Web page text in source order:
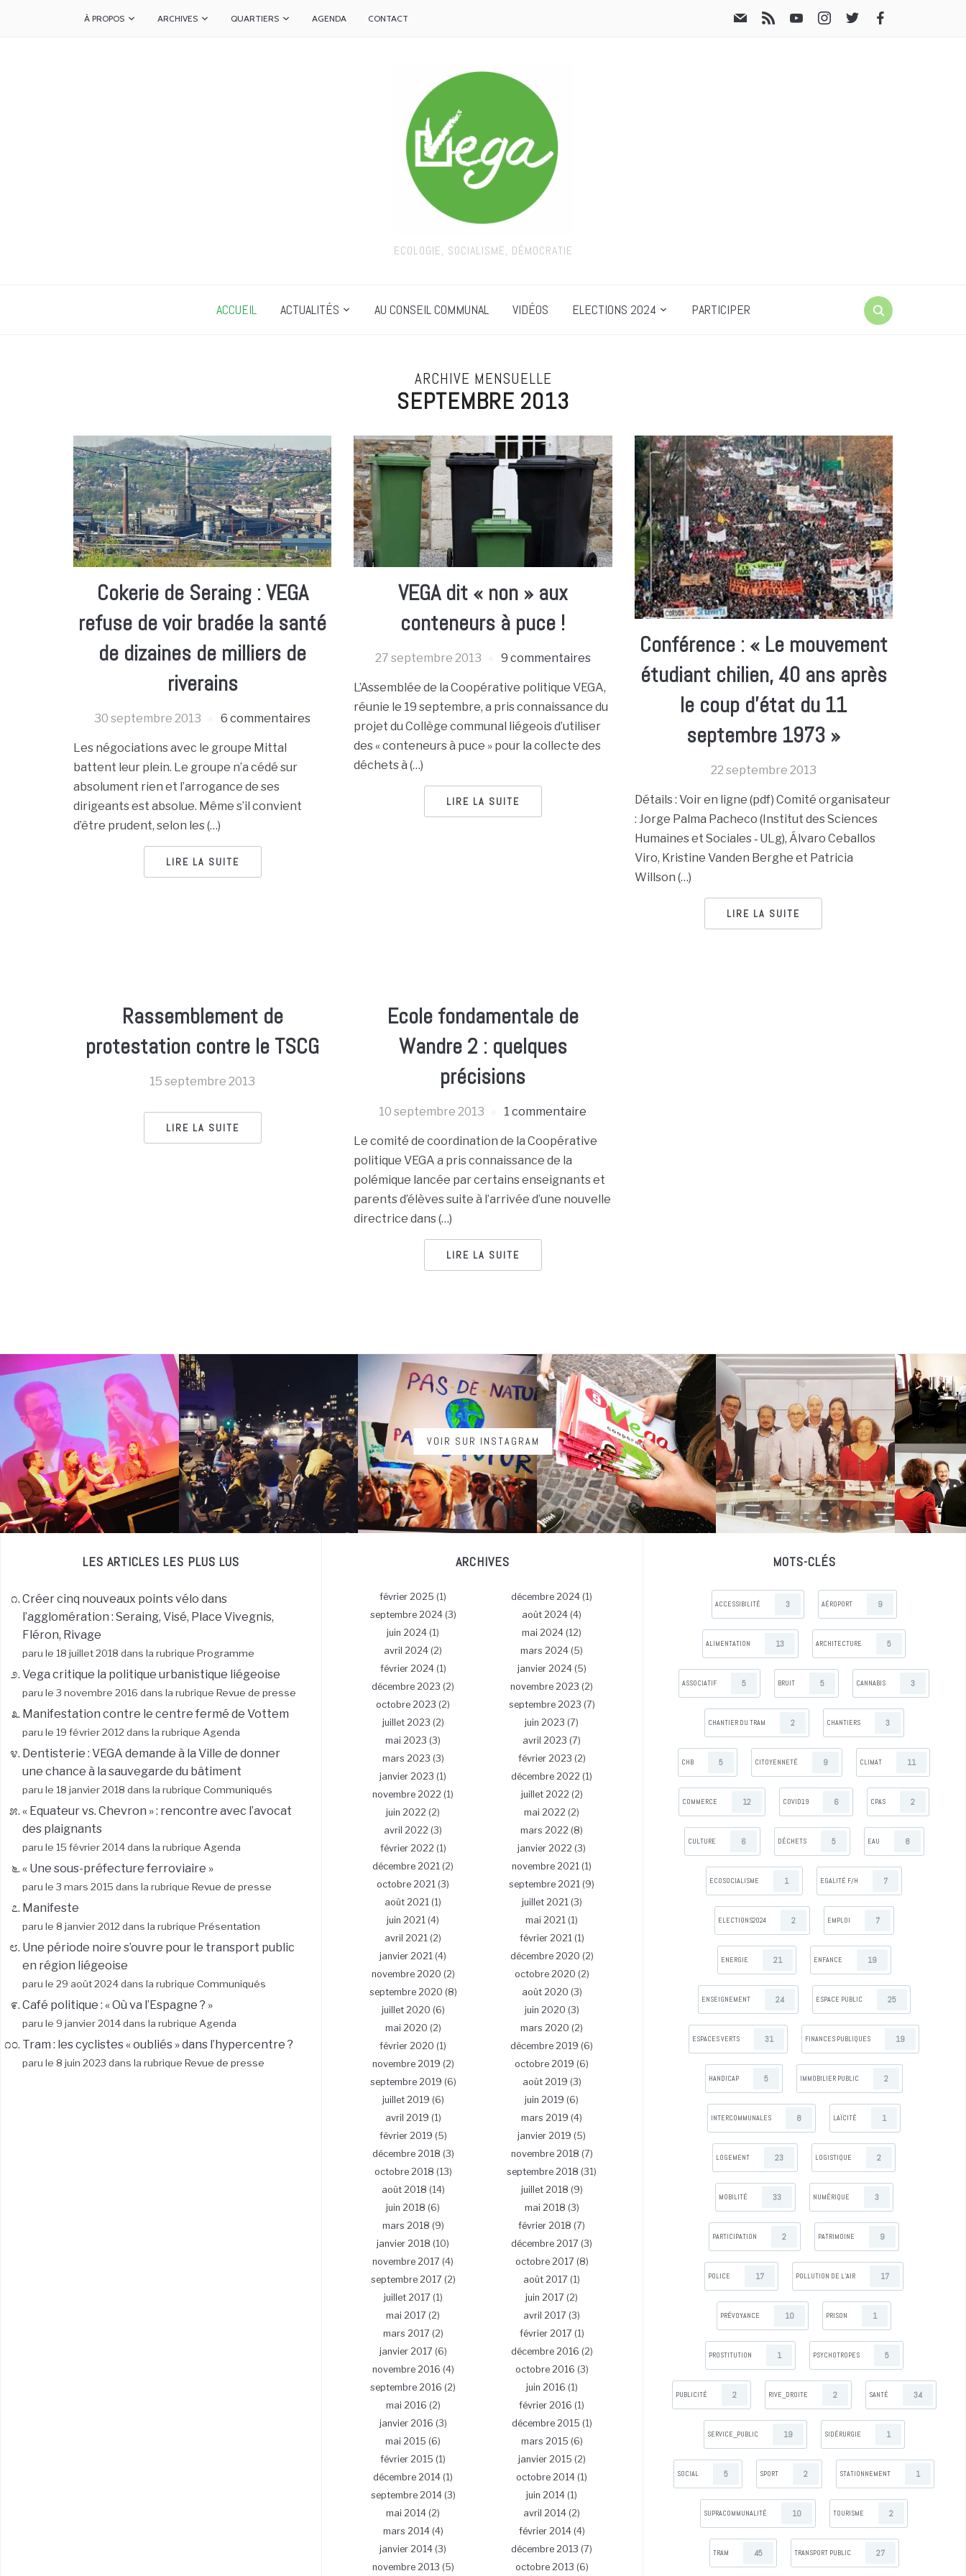
À PROPOS ARCHIVES QUARTIERS AGENDA CONTACT
ECOLOGIE, SOCIALISME, DÉMOCRATIE
ACCUEIL ACTUALITÉS AU CONSEIL COMMUNAL VIDÉOS ELECTIONS 2024 PARTICIPER
ARCHIVE MENSUELLE
SEPTEMBRE 2013
Cokerie de Seraing : VEGA
refuse de voir bradée la santé
de dizaines de milliers de
riverains
30 septembre 2013 6 commentaires
Les négociations avec le groupe Mittal
battent leur plein. Le groupe n’a cédé sur
absolument rien et l’arrogance de ses
dirigeants est absolue. Même s’il convient
d’être prudent, selon les (…)
LIRE LA SUITE
VEGA dit « non » aux
conteneurs à puce !
27 septembre 2013 9 commentaires
L’Assemblée de la Coopérative politique VEGA,
réunie le 19 septembre, a pris connaissance du
projet du Collège communal liégeois d’utiliser
des « conteneurs à puce » pour la collecte des
déchets à (…)
LIRE LA SUITE
Conférence : « Le mouvement
étudiant chilien, 40 ans après
le coup d’état du 11
septembre 1973 »
22 septembre 2013
Détails : Voir en ligne (pdf) Comité organisateur
: Jorge Palma Pacheco (Institut des Sciences
Humaines et Sociales ‐ ULg), Álvaro Ceballos
Viro, Kristine Vanden Berghe et Patricia
Willson (…)
LIRE LA SUITE
Rassemblement de
protestation contre le TSCG
15 septembre 2013
LIRE LA SUITE
Ecole fondamentale de
Wandre 2 : quelques
précisions
10 septembre 2013 1 commentaire
Le comité de coordination de la Coopérative
politique VEGA a pris connaissance de la
polémique lancée par certains enseignants et
parents d’élèves suite à l’arrivée d’une nouvelle
directrice dans (…)
LIRE LA SUITE
VOIR SUR INSTAGRAM
LES ARTICLES LES PLUS LUS
Créer cinq nouveaux points vélo dans
l’agglomération : Seraing, Visé, Place Vivegnis,
Fléron, Rivage
paru le 18 juillet 2018 dans la rubrique Programme
Vega critique la politique urbanistique liégeoise
paru le 3 novembre 2016 dans la rubrique Revue de presse
Manifestation contre le centre fermé de Vottem
paru le 19 février 2012 dans la rubrique Agenda
Dentisterie : VEGA demande à la Ville de donner
une chance à la sauvegarde du bâtiment
paru le 18 janvier 2018 dans la rubrique Communiqués
« Equateur vs. Chevron » : rencontre avec l’avocat
des plaignants
paru le 15 février 2014 dans la rubrique Agenda
« Une sous-préfecture ferroviaire »
paru le 3 mars 2015 dans la rubrique Revue de presse
Manifeste
paru le 8 janvier 2012 dans la rubrique Présentation
Une période noire s’ouvre pour le transport public
en région liégeoise
paru le 29 août 2024 dans la rubrique Communiqués
Café politique : « Où va l’Espagne ? »
paru le 9 janvier 2014 dans la rubrique Agenda
Tram : les cyclistes « oubliés » dans l’hypercentre ?
paru le 8 juin 2023 dans la rubrique Revue de presse
ARCHIVES
février 2025 (1) décembre 2024 (1)
septembre 2024(3) août 2024 (4)
juin 2024 (1) mai 2024 (12)
avril 2024 (2) mars 2024 (5)
février 2024(1) janvier 2024(5)
décembre 2023 (2) novembre 2023 (2)
octobre 2023 (2) septembre 2023 (7)
juillet 2023 (2) juin 2023 (7)
mai 2023 (3) avril 2023 (7)
mars 2023 (3) février 2023 (2)
janvier 2023 (1) décembre 2022 (1)
novembre 2022 (1) juillet 2022 (2)
juin 2022 (2) mai 2022 (2)
avril 2022 (3) mars 2022 (8)
février 2022 (1) janvier 2022 (3)
décembre 2021 (2) novembre 2021 (1)
octobre 2021 (3) septembre 2021 (9)
août 2021 (1) juillet 2021(3)
juin 2021 (4) mai 2021 (1)
avril 2021 (2) février 2021(1)
janvier 2021 (4) décembre 2020 (2)
novembre 2020 (2) octobre 2020 (2)
septembre 2020 (8) août 2020 (3)
juillet 2020 (6) juin 2020 (3)
mai 2020 (2) mars 2020 (2)
février 2020 (1) décembre 2019 (6)
novembre 2019 (2) octobre 2019 (6)
septembre 2019 (6) août 2019 (3)
juillet 2019 (6) juin 2019 (6)
avril 2019 (1) mars 2019 (4)
février 2019 (5) janvier 2019 (5)
décembre 2018 (3) novembre 2018 (7)
octobre 2018 (13) septembre 2018 (31)
août 2018 (14) juillet 2018 (9)
juin 2018 (6) mai 2018 (3)
mars 2018 (9) février 2018 (7)
janvier 2018 (10) décembre 2017 (3)
novembre 2017 (4) octobre 2017 (8)
septembre 2017 (2) août 2017 (1)
juillet 2017 (1) juin 2017 (2)
mai 2017 (2) avril 2017 (3)
mars 2017 (2) février 2017 (1)
janvier 2017 (6) décembre 2016 (2)
novembre 2016 (4) octobre 2016 (3)
septembre 2016 (2) juin 2016 (1)
mai 2016 (2) février 2016 (1)
janvier 2016 (3) décembre 2015 (1)
mai 2015 (6) mars 2015 (6)
février 2015 (1) janvier 2015 (2)
décembre 2014 (1) octobre 2014 (1)
septembre 2014(3) juin 2014 (1)
mai 2014 (2) avril 2014 (2)
mars 2014(4) février 2014(4)
janvier 2014 (3) décembre 2013 (7)
novembre 2013 (5) octobre 2013 (6)
MOTS-CLÉS
ACCESSIBILITÉ 3 AÉROPORT 9
ALIMENTATION 13 ARCHITECTURE 5
ASSOCIATIF 5 BRUIT 5 CANNABIS 3
CHANTIER DU TRAM 2 CHANTIERS 3
CHB 5 CITOYENNETÉ 9 CLIMAT 11
COMMERCE 12 COVID19 6 CPAS 2
CULTURE 6 DÉCHETS 5 EAU 8
ECOSOCIALISME 1 EGALITÉ F/H 7
ELECTIONS2024 2 EMPLOI 7
ENERGIE 21 ENFANCE 19
ENSEIGNEMENT 24 ESPACE PUBLIC 25
ESPACES VERTS 31 FINANCES PUBLIQUES 19
HANDICAP 5 IMMOBILIER PUBLIC 2
INTERCOMMUNALES 8 LAÏCITÉ 1
LOGEMENT 23 LOGISTIQUE 2
MOBILITÉ 33 NUMÉRIQUE 3
PARTICIPATION 2 PATRIMOINE 9
POLICE 17 POLLUTION DE L’AIR 17
PRÉVOYANCE 10 PRISON 1
PROSTITUTION 1 PSYCHOTROPES 5
PUBLICITÉ 2 RIVE_DROITE 2 SANTÉ 34
SERVICE_PUBLIC 19 SIDÉRURGIE 1
SOCIAL 5 SPORT 2 STATIONNEMENT 1
SUPRACOMMUNALITÉ 10 TOURISME 2
TRAM 45 TRANSPORT PUBLIC 27